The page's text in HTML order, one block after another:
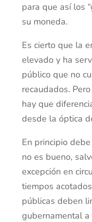
para que así los
su moneda.
Es cierto que la
elevado y ha
público que no
recaudados.
hay que
desde la óptica
En principio
no es bueno,
excepción en
tiempos
públicas deben
gubernamental